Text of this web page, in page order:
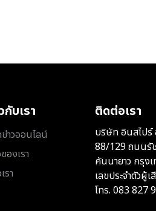
กับเรา
าวออนไลน์
องเรา
รา
ติดต่อเรา
บริษัท อินสไปร์
88/129 ถนนรั
คันนายาว กรุง
เลขประจำตัวผู้
โทร. 083 827